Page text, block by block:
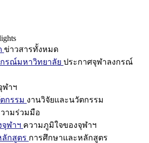
ข่าวสารทั้งหมด
รณ์มหาวิทยาลัย ประกาศจุฬาลงกรณ์
ฬาฯ
กรรม งานวิจัยและนวัตกรรม
ามร่วมมือ
ฬาฯ ความภูมิใจของจุฬาฯ
กสูตร การศึกษาและหลักสูตร